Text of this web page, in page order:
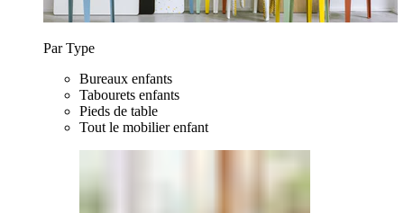
Par Type
Bureaux enfants
Tabourets enfants
Pieds de table
Tout le mobilier enfant